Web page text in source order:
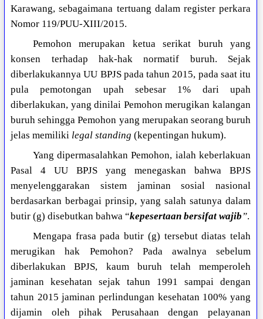
Karawang, sebagaimana tertuang dalam register perkara
Nomor 119/PUU-XIII/2015.
Pemohon merupakan ketua serikat buruh yang
konsen terhadap hak-hak normatif buruh. Sejak
diberlakukannya UU BPJS pada tahun 2015, pada saat itu
pula pemotongan upah sebesar 1% dari upah
diberlakukan, yang dinilai Pemohon merugikan kalangan
buruh sehingga Pemohon yang merupakan seorang buruh
jelas memiliki legal standing (kepentingan hukum).
Yang dipermasalahkan Pemohon, ialah keberlakuan
Pasal 4 UU BPJS yang menegaskan bahwa BPJS
menyelenggarakan sistem jaminan sosial nasional
berdasarkan berbagai prinsip, yang salah satunya dalam
butir (g) disebutkan bahwa “kepesertaan bersifat wajib”.
Mengapa frasa pada butir (g) tersebut diatas telah
merugikan hak Pemohon? Pada awalnya sebelum
diberlakukan BPJS, kaum buruh telah memperoleh
jaminan kesehatan sejak tahun 1991 sampai dengan
tahun 2015 jaminan perlindungan kesehatan 100% yang
dijamin oleh pihak Perusahaan dengan pelayanan